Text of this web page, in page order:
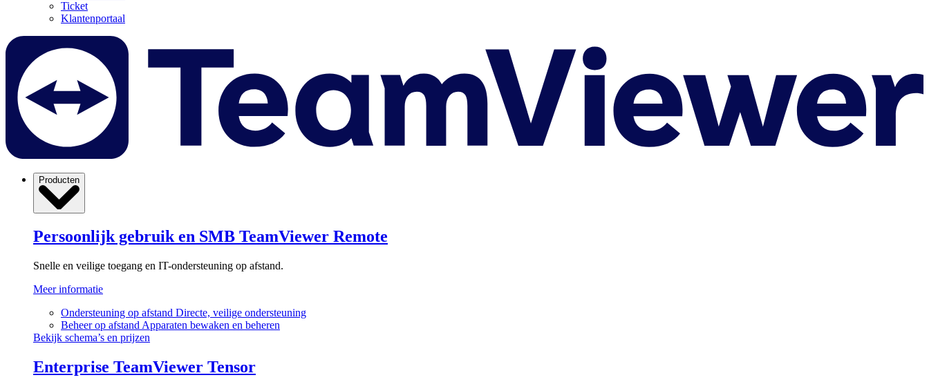
Ticket
Klantenportaal
Producten
Persoonlijk gebruik en SMB TeamViewer Remote
Snelle en veilige toegang en IT-ondersteuning op afstand.
Meer informatie
Ondersteuning op afstand Directe, veilige ondersteuning
Beheer op afstand Apparaten bewaken en beheren
Bekijk schema’s en prijzen
Enterprise TeamViewer Tensor